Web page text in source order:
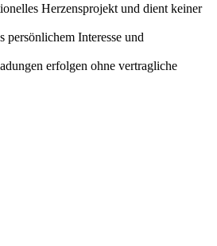
Herzensprojekt und dient keiner
Interesse und
erfolgen ohne vertragliche